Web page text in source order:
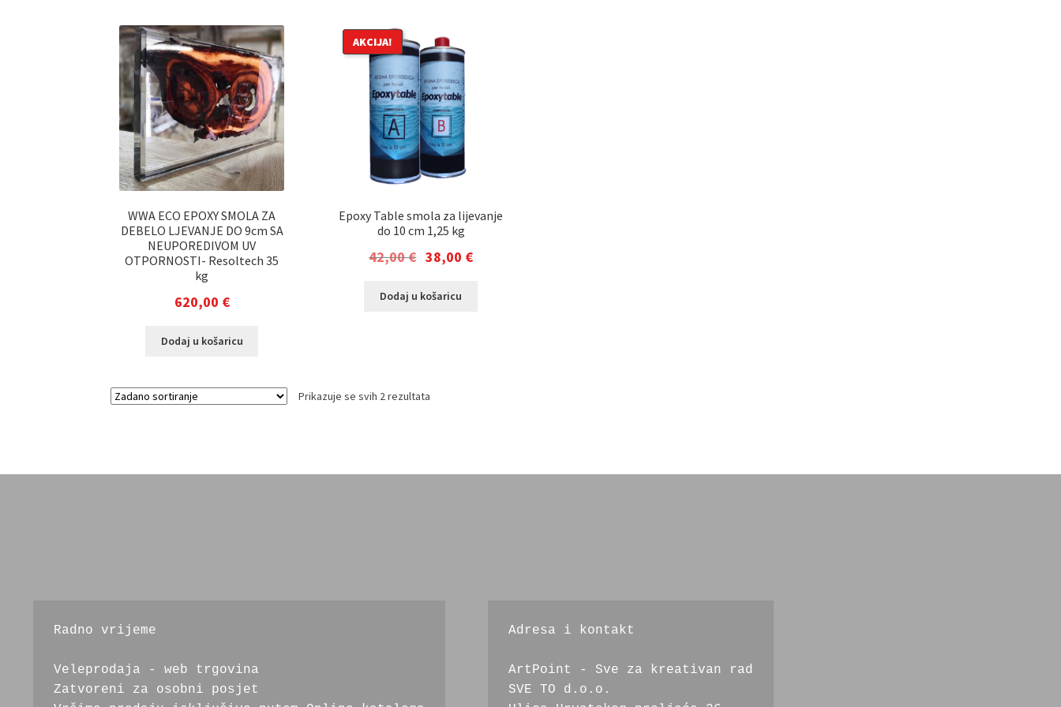
WWA ECO EPOXY SMOLA ZA
DEBELO LJEVANJE DO 9cm SA
NEUPOREDIVOM UV
OTPORNOSTI- Resoltech 35
kg
620,00 €
Dodaj u košaricu
Epoxy Table smola za lijevanje
do 10 cm 1,25 kg
AKCIJA!
42,00€ Izvorna
bila
38,00 €Trenutna
Dodaj u košaricu
Prikazuje se svih 2 rezultata
Radno vrijeme
Veleprodaja - web trgovina
Zatvoreni za osobni posjet
Adresa i kontakt
ArtPoint - Sve za kreativan rad
SVE TO d.o.o.